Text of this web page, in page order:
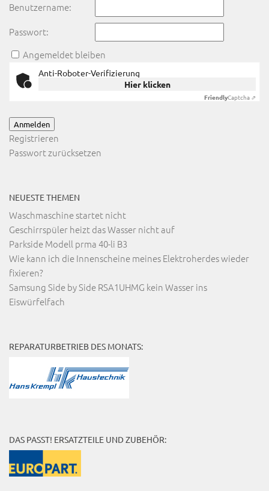
Benutzername:
Passwort:
Angemeldet bleiben
Anti-Roboter-Verifizierung
Hier klicken
FriendlyCaptcha ⇗
Anmelden
Registrieren
Passwort zurücksetzen
NEUESTE THEMEN
Waschmaschine startet nicht
Geschirrspüler heizt das Wasser nicht auf
Parkside Modell prma 40-li B3
Wie kann ich die Innenscheine meines Elektroherdes wieder
fixieren?
Samsung Side by Side RSA1UHMG kein Wasser ins
Eiswürfelfach
REPARATURBETRIEB DES MONATS:
DAS PASST! ERSATZTEILE UND ZUBEHÖR: